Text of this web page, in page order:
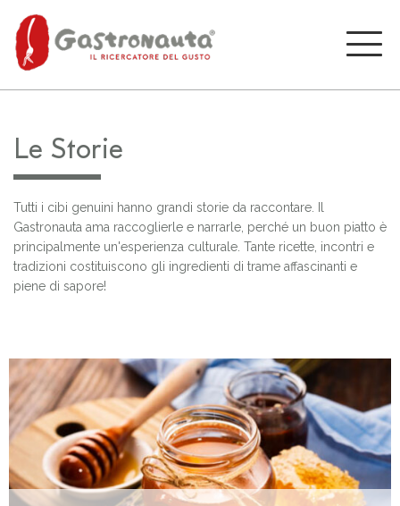
Le Storie
Tutti i cibi genuini hanno grandi storie da raccontare. Il
Gastronauta ama raccoglierle e narrarle, perché un buon piatto è
principalmente un'esperienza culturale. Tante ricette, incontri e
tradizioni costituiscono gli ingredienti di trame affascinanti e
piene di sapore!